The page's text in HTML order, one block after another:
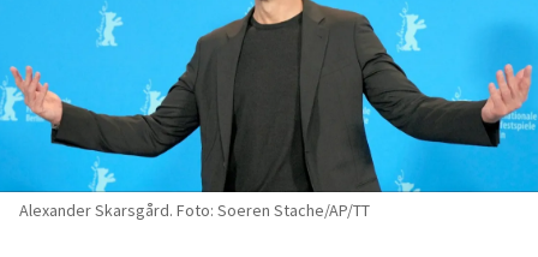
Alexander Skarsgård. Foto: Soeren Stache/AP/TT